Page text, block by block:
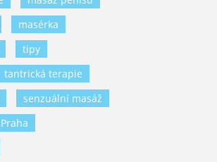
masérka
tipy
tantrická terapie
senzuální masáž